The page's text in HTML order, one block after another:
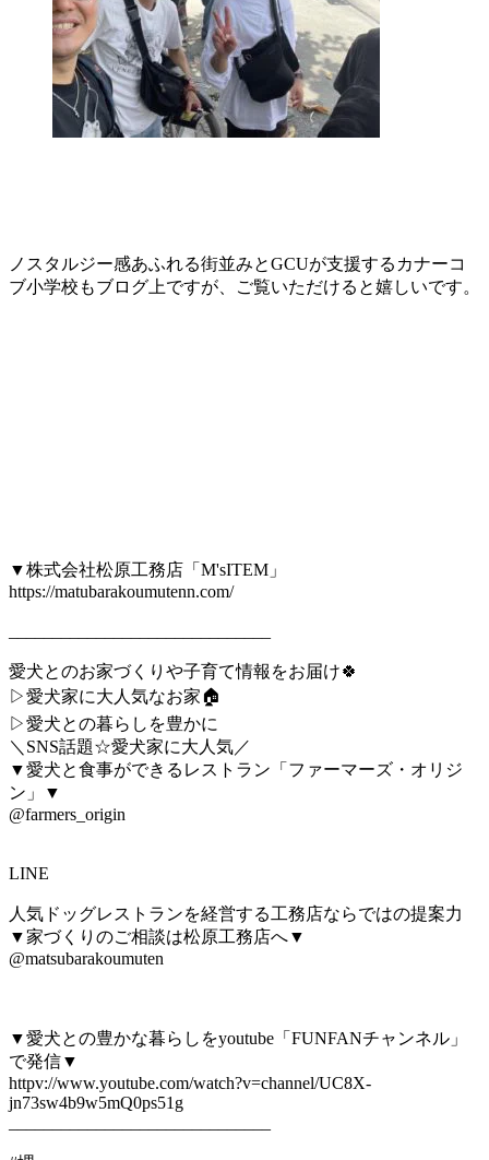
ノスタルジー感あふれる街並みとGCUが支援するカナーコ
ブ小学校もブログ上ですが、ご覧いただけると嬉しいです。
▼株式会社松原工務店「M'sITEM」
https://matubarakoumutenn.com/
愛犬とのお家づくりや子育て情報をお届け🍀
▷愛犬家に大人気なお家🏠
▷愛犬との暮らしを豊かに
＼SNS話題☆愛犬家に大人気／
▼愛犬と食事ができるレストラン「ファーマーズ・オリジ
ン」▼
@farmers_origin
LINE
人気ドッグレストランを経営する工務店ならではの提案力
▼家づくりのご相談は松原工務店へ▼
@matsubarakoumuten
▼愛犬との豊かな暮らしをyoutube「FUNFANチャンネル」
で発信▼
httpv://www.youtube.com/watch?v=channel/UC8X-
jn73sw4b9w5mQ0ps51g